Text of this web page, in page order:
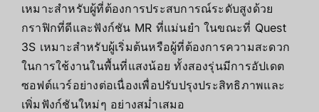
เหมาะสำหรับผู้ที่ต้องการประสบการณ์ระดับสูงด้วย
กราฟิกที่ดีและฟังก์ชัน MR ที่แม่นยำ ในขณะที่ Quest
3S เหมาะสำหรับผู้เริ่มต้นหรือผู้ที่ต้องการความสะดวก
ในการใช้งานในพื้นที่แสงน้อย ทั้งสองรุ่นมีการอัปเดต
ซอฟต์แวร์อย่างต่อเนื่องเพื่อปรับปรุงประสิทธิภาพและ
เพิ่มฟังก์ชันใหม่ๆ อย่างสม่ำเสมอ